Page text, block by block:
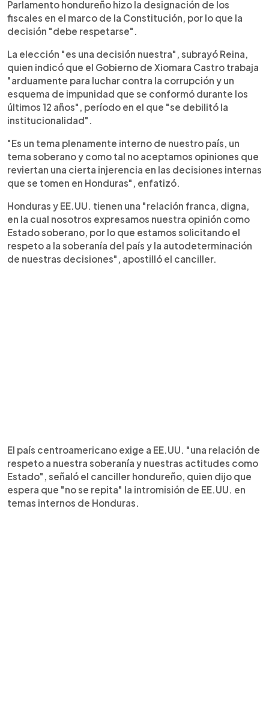
Parlamento hondureño hizo la designación de los
fiscales en el marco de la Constitución, por lo que la
decisión "debe respetarse".
La elección "es una decisión nuestra", subrayó Reina,
quien indicó que el Gobierno de Xiomara Castro trabaja
"arduamente para luchar contra la corrupción y un
esquema de impunidad que se conformó durante los
últimos 12 años", período en el que "se debilitó la
institucionalidad".
"Es un tema plenamente interno de nuestro país, un
tema soberano y como tal no aceptamos opiniones que
reviertan una cierta injerencia en las decisiones internas
que se tomen en Honduras", enfatizó.
Honduras y EE.UU. tienen una "relación franca, digna,
en la cual nosotros expresamos nuestra opinión como
Estado soberano, por lo que estamos solicitando el
respeto a la soberanía del país y la autodeterminación
de nuestras decisiones", apostilló el canciller.
El país centroamericano exige a EE.UU. "una relación de
respeto a nuestra soberanía y nuestras actitudes como
Estado", señaló el canciller hondureño, quien dijo que
espera que "no se repita" la intromisión de EE.UU. en
temas internos de Honduras.